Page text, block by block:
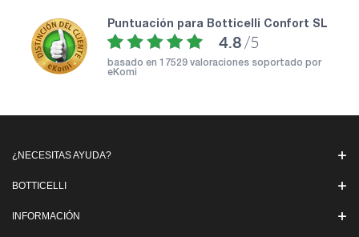
puntuación para Botticelli Confort SL
4.8 /5
basado en 17529 valoraciones soportado por
eKomi
¿NECESITAS AYUDA?
BOTTICELLI
INFORMACIÓN